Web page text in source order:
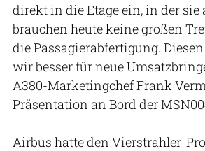
direkt in die Etage ein, in der sie
brauchen heute keine großen
die Passagierabfertigung.
wir besser für neue
A380-Marketingchef Frank
Präsentation an Bord der
Airbus hatte den Vierstrahler-